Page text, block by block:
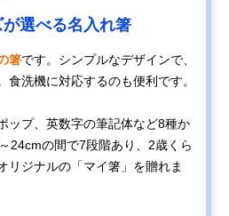
選べる名入れ箸
箸です。シンプルなデザインで、
食洗機に対応するのも便利です。
ップ、英数字の筆記体など8種か
24cmの間で7段階あり、2歳くら
リジナルの「マイ箸」を贈れま